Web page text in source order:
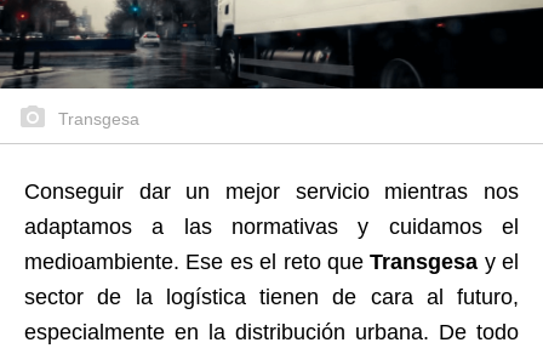
Transgesa
Conseguir dar un mejor servicio mientras nos
adaptamos a las normativas y cuidamos el
medioambiente. Ese es el reto queTransgesa y el
sector de la logística tienen de cara al futuro,
especialmente en la distribución urbana. De todo